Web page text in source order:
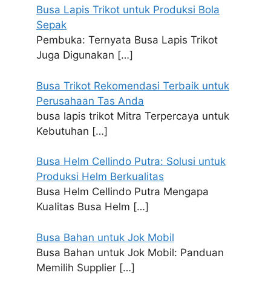
Busa Lapis Trikot untuk Produksi Bola
Sepak
Pembuka: Ternyata Busa Lapis Trikot
Juga Digunakan […]
Busa Trikot Rekomendasi Terbaik untuk
Perusahaan Tas Anda
busa lapis trikot Mitra Terpercaya untuk
Kebutuhan […]
Busa Helm Cellindo Putra: Solusi untuk
Produksi Helm Berkualitas
Busa Helm Cellindo Putra Mengapa
Kualitas Busa Helm […]
Busa Bahan untuk Jok Mobil
Busa Bahan untuk Jok Mobil: Panduan
Memilih Supplier […]